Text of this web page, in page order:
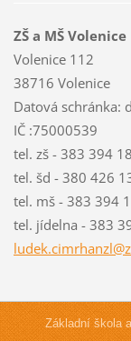
ZŠ a MŠ Volenice
Volenice 112
38716 Volenice
Datová schránka:
IČ :75000539
tel. zš - 383 394
tel. šd - 380 426
tel. mš - 383 394
tel. jídelna - 383
ludek.cimrhanzl@
Základní škola